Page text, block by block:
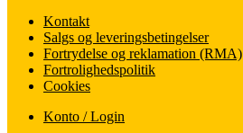
Kontakt
Salgs og leveringsbetingelser
Fortrydelse og reklamation (RMA)
Fortrolighedspolitik
Cookies
Konto / Login